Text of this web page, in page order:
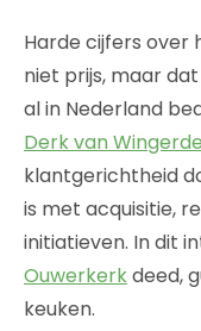
Harde cijfers over
niet prijs, maar
al in Nederland
Derk van
klantgerichtheid
is met acquisitie,
initiatieven. In dit
Ouwerkerkdeed,
keuken.